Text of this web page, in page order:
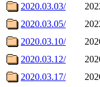
2020.03.03/
2020.03.05/
2020.03.10/
2020.03.12/
2020.03.17/